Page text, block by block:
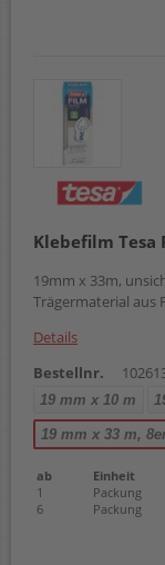
Klebefilm Tesa
19mm x 33m,
Trägermaterial aus
Details
Bestellnr.
19 mm x 10 m
19 mm x 33 m,
ab Einheit
1
Packung
6
Packung